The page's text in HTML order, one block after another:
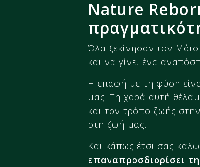
Nature
Όλα ξεκίνησαν τον
και να γίνει ένα
Η επαφή με τη φύση
μας. Τη χαρά αυτή
και τον τρόπο ζωής
στη ζωή μας.
Και κάπως έτσι σας
επαναπροσδιορίσει